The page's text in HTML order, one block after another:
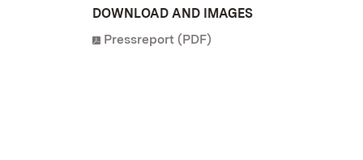
DOWNLOAD AND IMAGES
Pressreport (PDF)